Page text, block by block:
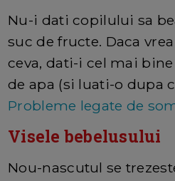
Nu-i dati copilului sa
suc de fructe. Daca
ceva, dati-i cel mai
de apa (si luati-o dupa
Probleme legate de
Visele bebelusului
Nou-nascutul se